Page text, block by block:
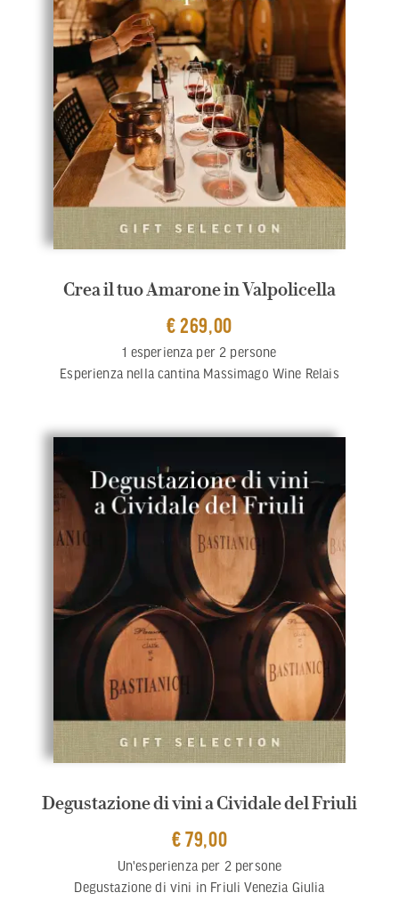
Crea il tuo Amarone in Valpolicella
€ 269,00
1 esperienza per 2 persone
Esperienza nella cantina Massimago Wine Relais
Degustazione di vini a Cividale del Friuli
€ 79,00
Un'esperienza per 2 persone
Degustazione di vini in Friuli Venezia Giulia